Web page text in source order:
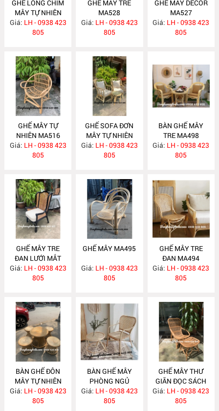
GHẾ LỒNG CHIM
MÂY TỰ NHIÊN
MA535
Giá: LH - 0938 423
805
GHẾ MÂY TRE
MA528
Giá: LH - 0938 423
805
GHẾ MÂY DECOR
MA527
Giá: LH - 0938 423
805
GHẾ MÂY TỰ
NHIÊN MA516
Giá: LH - 0938 423
805
GHẾ SOFA ĐƠN
MÂY TỰ NHIÊN
MA515
Giá: LH - 0938 423
805
BÀN GHẾ MÂY
TRE MA498
Giá: LH - 0938 423
805
GHẾ MÂY TRE
ĐAN LƯỚI MẮT
CÁO MA496
Giá: LH - 0938 423
805
GHẾ MÂY MA495
Giá: LH - 0938 423
805
GHẾ MÂY TRE
ĐAN MA494
Giá: LH - 0938 423
805
BÀN GHẾ ĐÔN
MÂY TỰ NHIÊN
MA482
Giá: LH - 0938 423
805
BÀN GHẾ MÂY
PHÒNG NGỦ
MA479
Giá: LH - 0938 423
805
GHẾ MÂY THƯ
GIÃN ĐỌC SÁCH
KÈM ĐÔN GÁC
CHÂN MA475
Giá: LH - 0938 423
805